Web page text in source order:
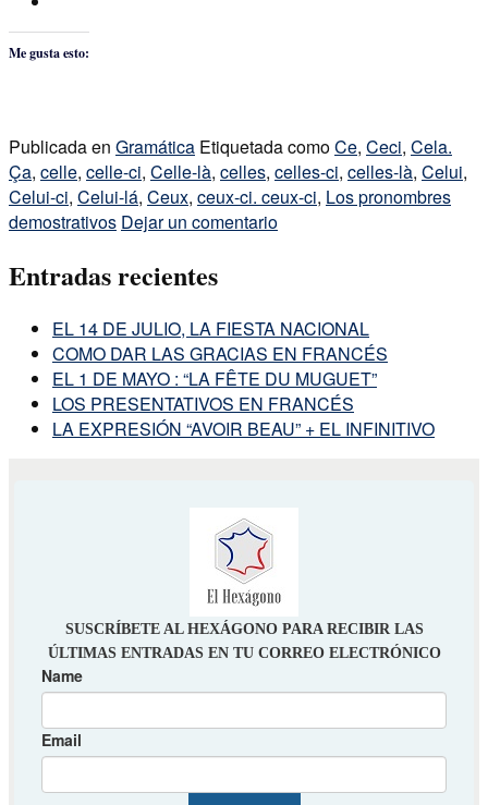
Me gusta esto:
Publicada en Gramática Etiquetada comoCe, Ceci, Cela.
Ça, celle, celle-ci, Celle-là, celles, celles-ci, celles-là, Celui,
Celui-ci, Celui-lá, Ceux, ceux-ci. ceux-ci, Los pronombres
demostrativos Dejar un comentario
Entradas recientes
EL 14 DE JULIO, LA FIESTA NACIONAL
COMO DAR LAS GRACIAS EN FRANCÉS
EL 1 DE MAYO : “LA FÊTE DU MUGUET”
LOS PRESENTATIVOS EN FRANCÉS
LA EXPRESIÓN “AVOIR BEAU” + EL INFINITIVO